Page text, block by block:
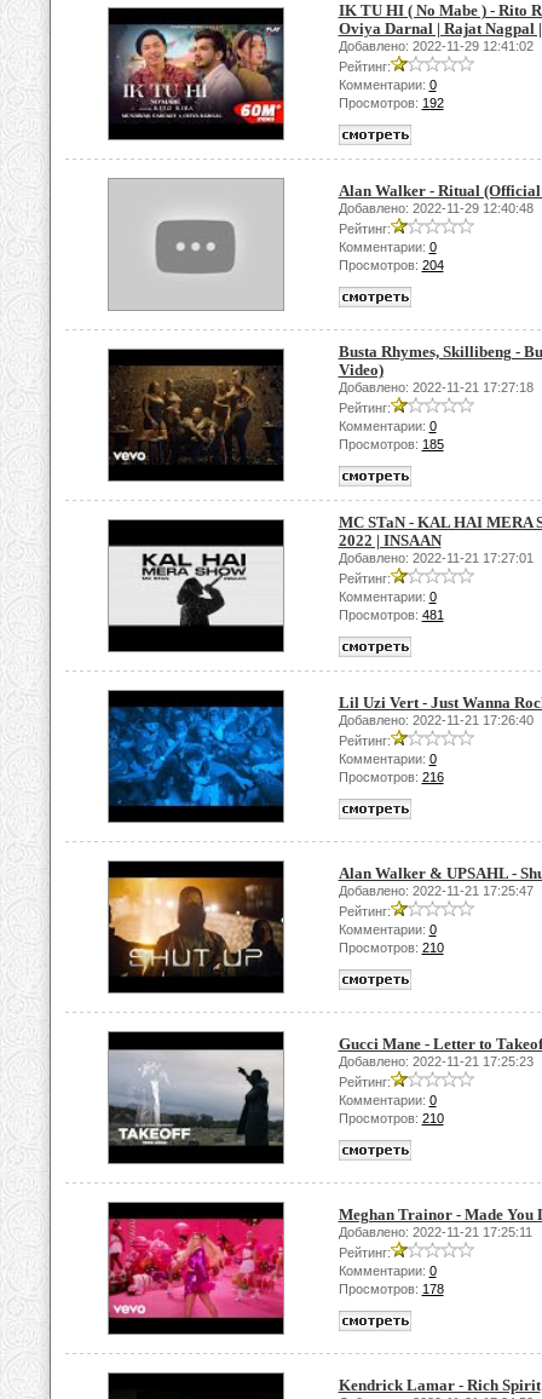
IK TU HI ( No Mabe ) - Rito
Oviya Darnal | Rajat Nagpal
Добавлено: 2022-11-29 12:41:02
Рейтинг:
Комментарии: 0
Просмотров: 192
Alan Walker - Ritual
Добавлено: 2022-11-29 12:40:48
Рейтинг:
Комментарии: 0
Просмотров: 204
Busta Rhymes, Skillibeng -
Video)
Добавлено: 2022-11-21 17:27:18
Рейтинг:
Комментарии: 0
Просмотров: 185
MC STaN - KAL HAI MERA
2022 | INSAAN
Добавлено: 2022-11-21 17:27:01
Рейтинг:
Комментарии: 0
Просмотров: 481
Lil Uzi Vert - Just Wanna
Добавлено: 2022-11-21 17:26:40
Рейтинг:
Комментарии: 0
Просмотров: 216
Alan Walker & UPSAHL -
Добавлено: 2022-11-21 17:25:47
Рейтинг:
Комментарии: 0
Просмотров: 210
Gucci Mane - Letter to
Добавлено: 2022-11-21 17:25:23
Рейтинг:
Комментарии: 0
Просмотров: 210
Meghan Trainor - Made You
Добавлено: 2022-11-21 17:25:11
Рейтинг:
Комментарии: 0
Просмотров: 178
Kendrick Lamar - Rich Spirit